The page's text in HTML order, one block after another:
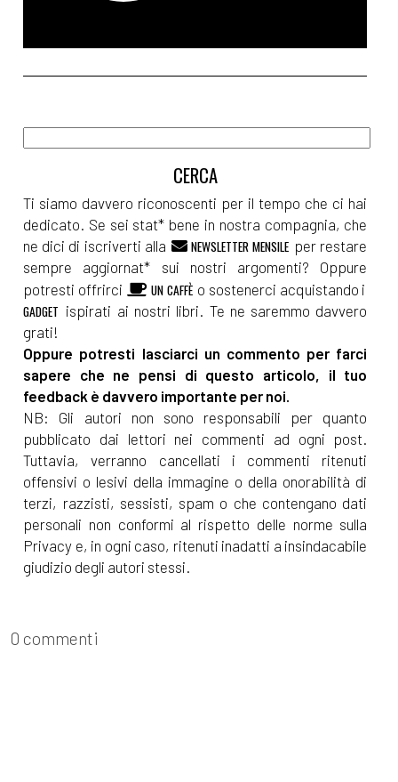
Settembre 2016
l'è mai stràca, se la sa mìa de
Agosto 2016
[02] Le cerque non fa' le
melarance
Luglio 2016
[04][Detti&Proverbi] Li soldi
re lu carrucchiano se le fotte
lo sciampagnone,
illustrazione di Simona Bulla
Giugno 2016
[19]Avere le pezze al culo
Ti siamo davvero riconoscenti per il tempo che ci hai
dedicato. Se sei stat* bene in nostra compagnia, che
ne dici di iscriverti alla
NEWSLETTER MENSILE per restare
sempre aggiornat* sui nostri argomenti? Oppure
potresti offrirci
UN CAFFÈ o sostenerci acquistando i
GADGET ispirati ai nostri libri. Te ne saremmo davvero
grati!
Oppure potresti lasciarci un commento per farci
sapere che ne pensi di questo articolo, il tuo
feedback è davvero importante per noi.
NB: Gli autori non sono responsabili per quanto
pubblicato dai lettori nei commenti ad ogni post.
Tuttavia, verranno cancellati i commenti ritenuti
offensivi o lesivi della immagine o della onorabilità di
terzi, razzisti, sessisti, spam o che contengano dati
personali non conformi al rispetto delle norme sulla
Privacy e, in ogni caso, ritenuti inadatti a insindacabile
giudizio degli autori stessi.
0 commenti